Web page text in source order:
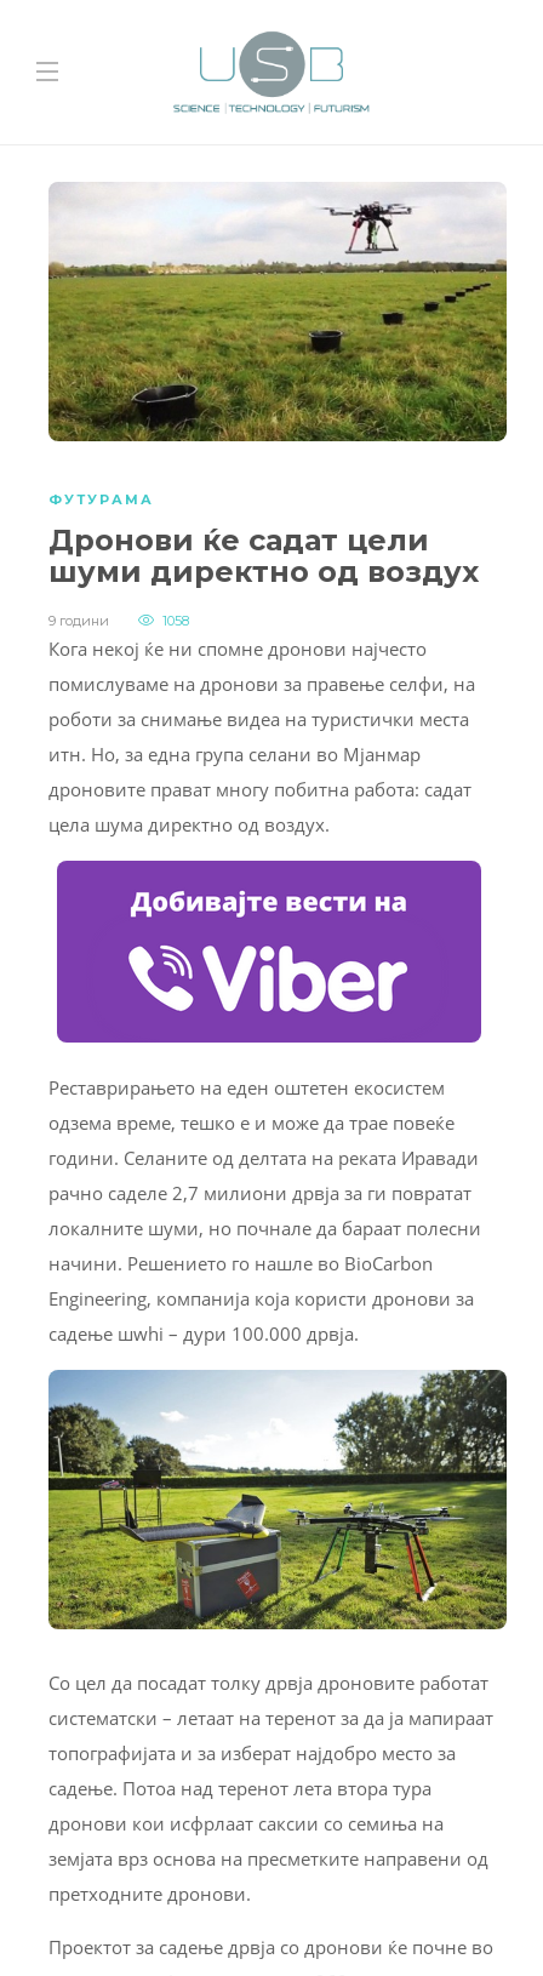
ФУТУРАМА
Дронови ќе садат цели
шуми директно од воздух
9 години 1058
Кога некој ќе ни спомне дронови најчесто
помислуваме на дронови за правење селфи, на
роботи за снимање видеа на туристички места
итн. Но, за една група селани во Мјанмар
дроновите прават многу побитна работа: садат
цела шума директно од воздух.
Реставрирањето на еден оштетен екосистем
одзема време, тешко е и може да трае повеќе
години. Селаните од делтата на реката Иравади
рачно саделе 2,7 милиони дрвја за ги повратат
локалните шуми, но почнале да бараат полесни
начини. Решението го нашле во BioCarbon
Engineering, компанија која користи дронови за
садење шwhi – дури 100.000 дрвја.
Со цел да посадат толку дрвја дроновите работат
систематски – летаат на теренот за да ја мапираат
топографијата и за изберат најдобро место за
садење. Потоа над теренот лета втора тура
дронови кои исфрлаат саксии со семиња на
земјата врз основа на пресметките направени од
претходните дронови.
Проектот за садење дрвја со дронови ќе почне во